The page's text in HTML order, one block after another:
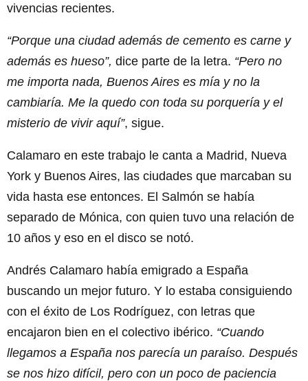
vivencias recientes.
“Porque una ciudad además de cemento es carne y
además es hueso”, dice parte de la letra. “Pero no
me importa nada, Buenos Aires es mía y no la
cambiaría. Me la quedo con toda su porquería y el
misterio de vivir aquí”, sigue.
Calamaro en este trabajo le canta a Madrid, Nueva
York y Buenos Aires, las ciudades que marcaban su
vida hasta ese entonces. El Salmón se había
separado de Mónica, con quien tuvo una relación de
10 años y eso en el disco se notó.
Andrés Calamaro había emigrado a España
buscando un mejor futuro. Y lo estaba consiguiendo
con el éxito de Los Rodríguez, con letras que
encajaron bien en el colectivo ibérico. “Cuando
llegamos a España nos parecía un paraíso. Después
se nos hizo difícil, pero con un poco de paciencia